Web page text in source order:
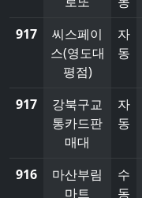
917
씨스페이
스(영도대
평점)
자
동
917
강북구교
통카드판
매대
자
동
916
마산부림
마트
수
동